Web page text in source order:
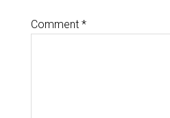
Comment *